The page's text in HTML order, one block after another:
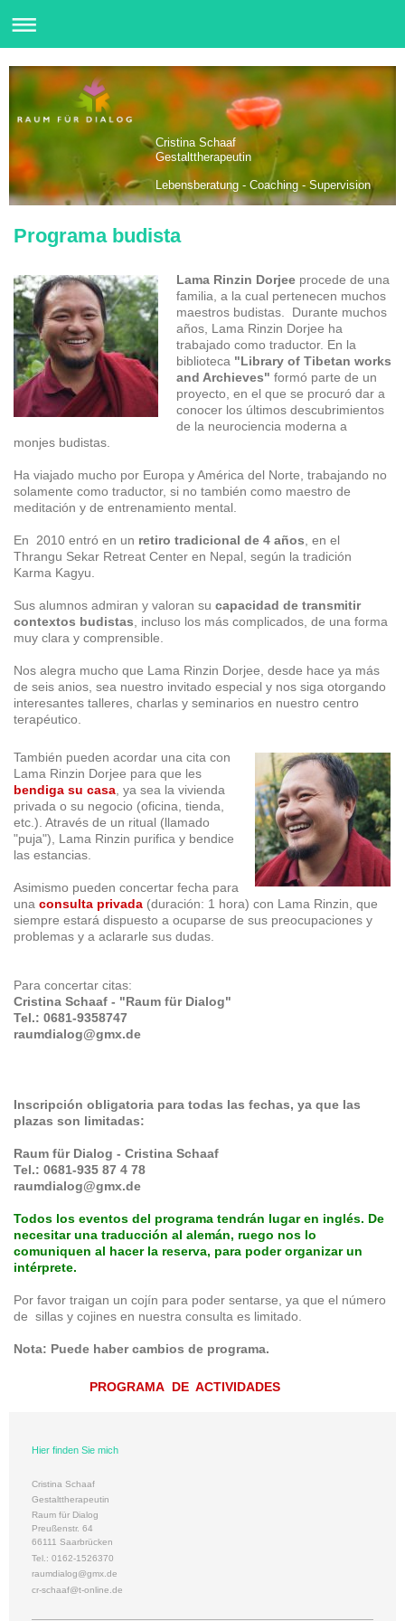
Cristina Schaaf
Gestalttherapeutin
Lebensberatung - Coaching - Supervision
Programa budista
Lama Rinzin Dorjee procede de una
familia, a la cual pertenecen muchos
maestros budistas. Durante muchos
años, Lama Rinzin Dorjee ha
trabajado como traductor. En la
biblioteca "Library of Tibetan works
and Archieves" formó parte de un
proyecto, en el que se procuró dar a
conocer los últimos descubrimientos
de la neurociencia moderna a
monjes budistas.
Ha viajado mucho por Europa y América del Norte, trabajando no
solamente como traductor, si no también como maestro de
meditación y de entrenamiento mental.
En 2010 entró en un retiro tradicional de 4 años , en el
Thrangu Sekar Retreat Center en Nepal, según la tradición
Karma Kagyu.
Sus alumnos admiran y valoran su capacidad de transmitir
contextos budistas , incluso los más complicados, de una forma
muy clara y comprensible.
Nos alegra mucho que Lama Rinzin Dorjee, desde hace ya más
de seis anios, sea nuestro invitado especial y nos siga otorgando
interesantes talleres, charlas y seminarios en nuestro centro
terapéutico.
También pueden acordar una cita con
Lama Rinzin Dorjee para que les
bendiga su casa , ya sea la vivienda
privada o su negocio (oficina, tienda,
etc.). Através de un ritual (llamado
"puja"), Lama Rinzin purifica y bendice
las estancias.
Asimismo pueden concertar fecha para
una consulta privada (duración: 1 hora) con Lama Rinzin, que
siempre estará dispuesto a ocuparse de sus preocupaciones y
problemas y a aclararle sus dudas.
Para concertar citas:
Cristina Schaaf - "Raum für Dialog"
Tel.: 0681-9358747
raumdialog@gmx.de
Inscripción obligatoria para todas las fechas, ya que las
plazas son limitadas:
Raum für Dialog - Cristina Schaaf
Tel.: 0681-935 87 4 78
raumdialog@gmx.de
Todos los eventos del programa tendrán lugar en inglés. De
necesitar una traducción al alemán, ruego nos lo
comuniquen al hacer la reserva, para poder organizar un
intérprete.
Por favor traigan un cojín para poder sentarse, ya que el número
de sillas y cojines en nuestra consulta es limitado.
Nota: Puede haber cambios de programa.
PROGRAMA DE ACTIVIDADES
Hier finden Sie mich
Cristina Schaaf
Gestalttherapeutin
Raum für Dialog
Preußenstr. 64
66111 Saarbrücken
Tel.: 0162-1526370
raumdialog@gmx.de
cr-schaaf@t-online.de